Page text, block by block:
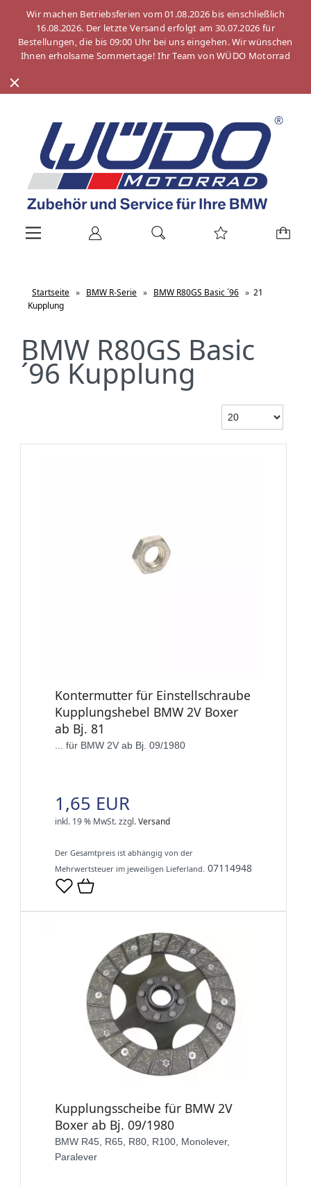
Wir machen Betriebsferien vom 01.08.2026 bis einschließlich
16.08.2026. Der letzte Versand erfolgt am 30.07.2026 für
Bestellungen, die bis 09:00 Uhr bei uns eingehen. Wir wünschen
Ihnen erholsame Sommertage! Ihr Team von WÜDO Motorrad
Startseite » BMW R-Serie » BMW R80GS Basic ´96 » 21
Kupplung
BMW R80GS Basic
´96 Kupplung
Kontermutter für Einstellschraube
Kupplungshebel BMW 2V Boxer
ab Bj. 81
... für BMW 2V ab Bj. 09/1980
1,65 EUR
inkl. 19 % MwSt.zzgl.Versand
Der Gesamtpreis ist abhängig von der
Mehrwertsteuer im jeweiligen Lieferland. 07114948
Kupplungsscheibe für BMW 2V
Boxer ab Bj. 09/1980
BMW R45, R65, R80, R100, Monolever,
Paralever